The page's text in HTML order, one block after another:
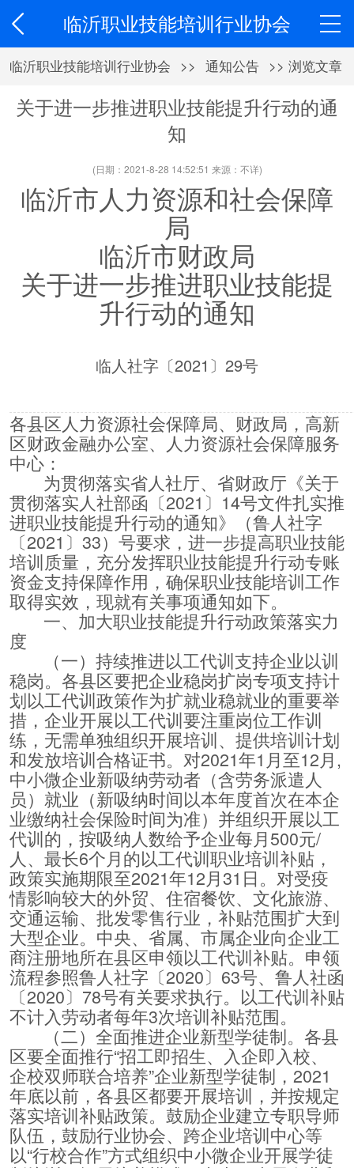
临沂职业技能培训行业协会
临沂职业技能培训行业协会 >> 通知公告 >> 浏览文章
关于进一步推进职业技能提升行动的通
知
(日期：2021-8-28 14:52:51 来源：不详)
临沂市人力资源和社会保障
局
临沂市财政局
关于进一步推进职业技能提
升行动的通知
临人社字〔2021〕29号
各县区人力资源社会保障局、财政局，高新
区财政金融办公室、人力资源社会保障服务
中心：
为贯彻落实省人社厅、省财政厅《关于
贯彻落实人社部函〔2021〕14号文件扎实推
进职业技能提升行动的通知》（鲁人社字
〔2021〕33）号要求，进一步提高职业技能
培训质量，充分发挥职业技能提升行动专账
资金支持保障作用，确保职业技能培训工作
取得实效，现就有关事项通知如下。
一、加大职业技能提升行动政策落实力
度
（一）持续推进以工代训支持企业以训
稳岗。各县区要把企业稳岗扩岗专项支持计
划以工代训政策作为扩就业稳就业的重要举
措，企业开展以工代训要注重岗位工作训
练，无需单独组织开展培训、提供培训计划
和发放培训合格证书。对2021年1月至12月,
中小微企业新吸纳劳动者（含劳务派遣人
员）就业（新吸纳时间以本年度首次在本企
业缴纳社会保险时间为准）并组织开展以工
代训的，按吸纳人数给予企业每月500元/
人、最长6个月的以工代训职业培训补贴，
政策实施期限至2021年12月31日。对受疫
情影响较大的外贸、住宿餐饮、文化旅游、
交通运输、批发零售行业，补贴范围扩大到
大型企业。中央、省属、市属企业向企业工
商注册地所在县区申领以工代训补贴。申领
流程参照鲁人社字〔2020〕63号、鲁人社函
〔2020〕78号有关要求执行。以工代训补贴
不计入劳动者每年3次培训补贴范围。
（二）全面推进企业新型学徒制。各县
区要全面推行“招工即招生、入企即入校、
企校双师联合培养”企业新型学徒制，2021
年底以前，各县区都要开展培训，并按规定
落实培训补贴政策。鼓励企业建立专职导师
队伍，鼓励行业协会、跨企业培训中心等
以“行校合作”方式组织中小微企业开展学徒